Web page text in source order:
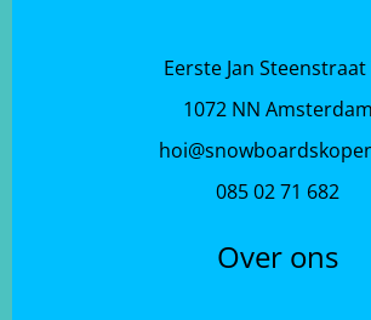
Eerste Jan Steenstraat
1072 NN Amsterdam
085 02 71 682
Over ons